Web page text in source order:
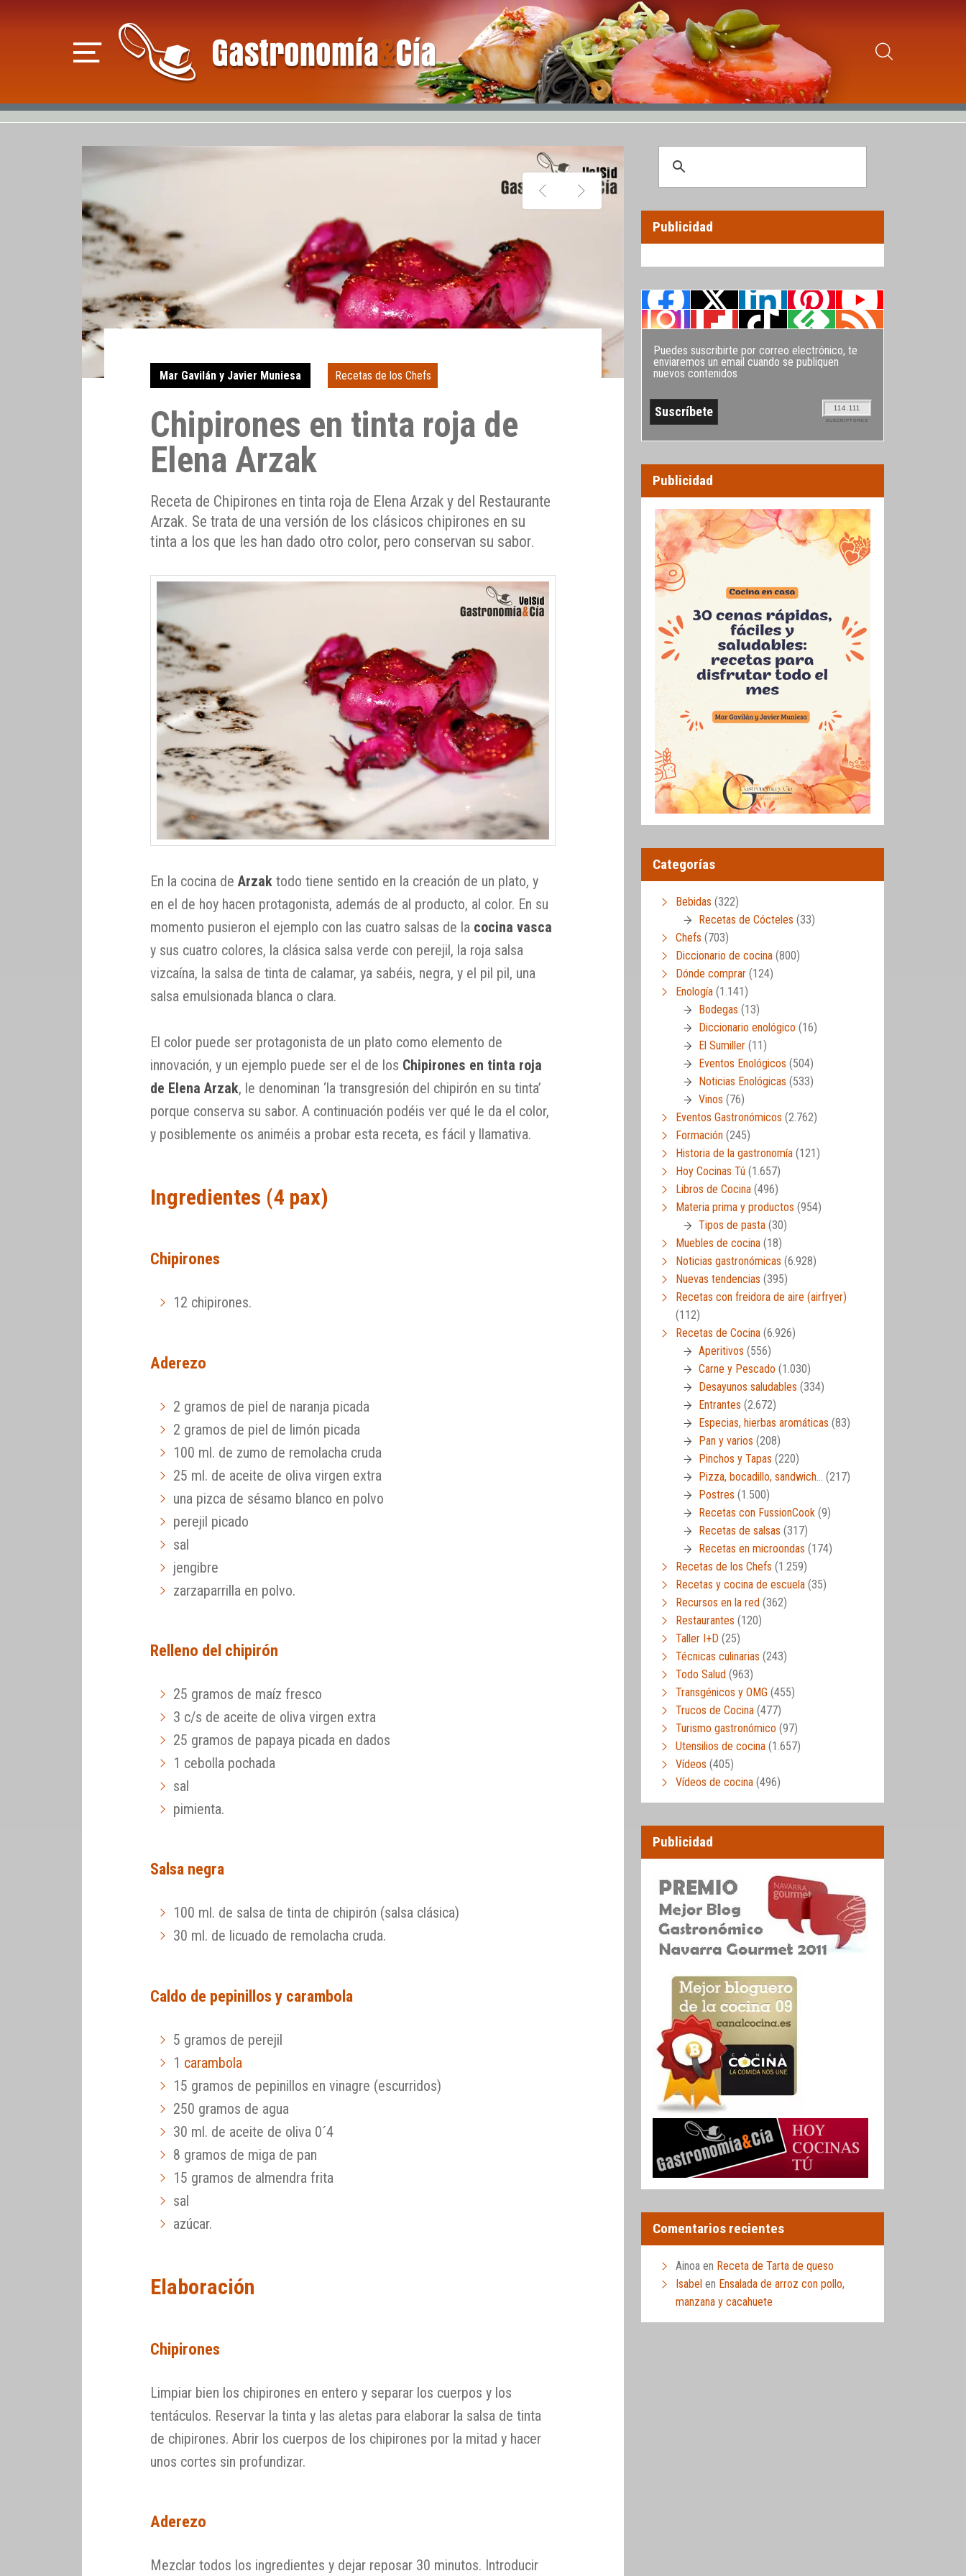
Mar Gavilán y Javier Muniesa Recetas de los Chefs
Chipirones en tinta roja de
Elena Arzak
Receta de Chipirones en tinta roja de Elena Arzak y del Restaurante
Arzak. Se trata de una versión de los clásicos chipirones en su
tinta a los que les han dado otro color, pero conservan su sabor.
En la cocina deArzak todo tiene sentido en la creación de un plato, y
en el de hoy hacen protagonista, además de al producto, al color. En su
momento pusieron el ejemplo con las cuatro salsas de la cocina vasca
y sus cuatro colores, la clásica salsa verde con perejil, la roja salsa
vizcaína, la salsa de tinta de calamar, ya sabéis, negra, y el pil pil, una
salsa emulsionada blanca o clara.
El color puede ser protagonista de un plato como elemento de
innovación, y un ejemplo puede ser el de los Chipirones en tinta roja
de Elena Arzak, le denominan ‘la transgresión del chipirón en su tinta’
porque conserva su sabor. A continuación podéis ver qué le da el color,
y posiblemente os animéis a probar esta receta, es fácil y llamativa.
Ingredientes (4 pax)
Chipirones
12 chipirones.
Aderezo
2 gramos de piel de naranja picada
2 gramos de piel de limón picada
100 ml. de zumo de remolacha cruda
25 ml. de aceite de oliva virgen extra
una pizca de sésamo blanco en polvo
perejil picado
sal
jengibre
zarzaparrilla en polvo.
Relleno del chipirón
25 gramos de maíz fresco
3 c/s de aceite de oliva virgen extra
25 gramos de papaya picada en dados
1 cebolla pochada
sal
pimienta.
Salsa negra
100 ml. de salsa de tinta de chipirón (salsa clásica)
30 ml. de licuado de remolacha cruda.
Caldo de pepinillos y carambola
5 gramos de perejil
1 carambola
15 gramos de pepinillos en vinagre (escurridos)
250 gramos de agua
30 ml. de aceite de oliva 0´4
8 gramos de miga de pan
15 gramos de almendra frita
sal
azúcar.
Elaboración
Chipirones
Limpiar bien los chipirones en entero y separar los cuerpos y los
tentáculos. Reservar la tinta y las aletas para elaborar la salsa de tinta
de chipirones. Abrir los cuerpos de los chipirones por la mitad y hacer
unos cortes sin profundizar.
Aderezo
Mezclar todos los ingredientes y dejar reposar 30 minutos. Introducir
Publicidad
Puedes suscribirte por correo electrónico, te
enviaremos un email cuando se publiquen
nuevos contenidos
114.111
SUSCRIPTORES
Publicidad
Categorías
Bebidas (322)
Recetas de Cócteles (33)
Chefs (703)
Diccionario de cocina (800)
Dónde comprar (124)
Enología (1.141)
Bodegas (13)
Diccionario enológico (16)
El Sumiller (11)
Eventos Enológicos (504)
Noticias Enológicas (533)
Vinos (76)
Eventos Gastronómicos (2.762)
Formación (245)
Historia de la gastronomía (121)
Hoy Cocinas Tú (1.657)
Libros de Cocina (496)
Materia prima y productos (954)
Tipos de pasta (30)
Muebles de cocina (18)
Noticias gastronómicas (6.928)
Nuevas tendencias (395)
Recetas con freidora de aire (airfryer)
(112)
Recetas de Cocina (6.926)
Aperitivos (556)
Carne y Pescado (1.030)
Desayunos saludables (334)
Entrantes (2.672)
Especias, hierbas aromáticas (83)
Pan y varios (208)
Pinchos y Tapas (220)
Pizza, bocadillo, sandwich… (217)
Postres (1.500)
Recetas con FussionCook (9)
Recetas de salsas (317)
Recetas en microondas (174)
Recetas de los Chefs (1.259)
Recetas y cocina de escuela (35)
Recursos en la red (362)
Restaurantes (120)
Taller I+D (25)
Técnicas culinarias (243)
Todo Salud (963)
Transgénicos y OMG (455)
Trucos de Cocina (477)
Turismo gastronómico (97)
Utensilios de cocina (1.657)
Vídeos (405)
Vídeos de cocina (496)
Publicidad
Comentarios recientes
Ainoa en Receta de Tarta de queso
Isabel en Ensalada de arroz con pollo,
manzana y cacahuete